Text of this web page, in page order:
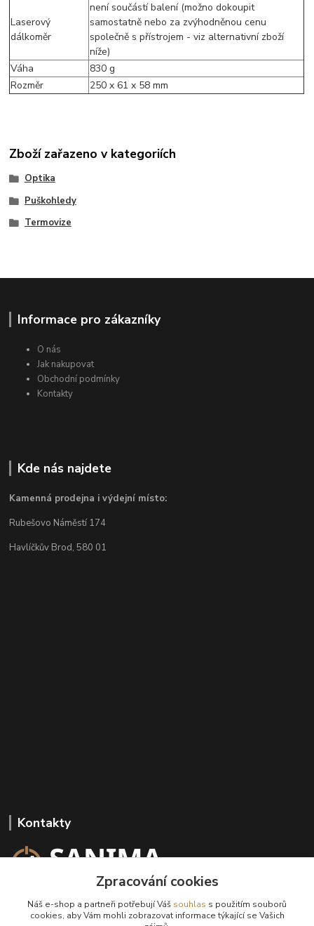
Laserový
dálkoměr
není součástí balení (možno dokoupit
samostatně nebo za zvýhodněnou cenu
společně s přístrojem - viz alternativní zboží
níže)
Váha
830 g
Rozměr
250 x 61 x 58 mm
Zboží zařazeno v kategoriích
Optika
Puškohledy
Termovize
Informace pro zákazníky
O nás
Jak nakupovat
Obchodní podmínky
Kontakty
Kde nás najdete
Kamenná prodejna i výdejní místo:
Rubešovo Náměstí 174
Havlíčkův Brod, 580 01
Kontakty
+420 602 647 136
(Po-Pá, 9-18 hod.)
Zpracování cookies
Náš e-shop a partneři potřebují Váš souhlas s použitím souborů
cookies, aby Vám mohli zobrazovat informace týkající se Vašich